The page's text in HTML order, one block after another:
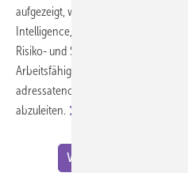
aufgezeigt, wie Erklärbare Künstliche
Intelligence, XAI) zur transparenten
Risiko- und Schutzfaktoren
Arbeitsfähigkeit von Beschäftigten
adressatenorientierte
abzuleiten.
Weitere Meldungen